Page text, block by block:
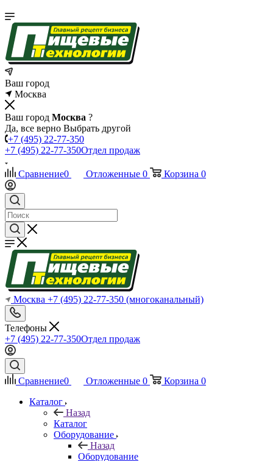
Ваш город
Москва
Ваш город Москва ?
Да, все верно Выбрать другой
+7 (495) 22-77-350
+7 (495) 22-77-350Отдел продаж
Сравнение0 Отложенные 0 Корзина 0
Москва +7 (495) 22-77-350 (многоканальный)
Телефоны
+7 (495) 22-77-350Отдел продаж
Сравнение0 Отложенные 0 Корзина 0
Каталог
Назад
Каталог
Оборудование
Назад
Оборудование